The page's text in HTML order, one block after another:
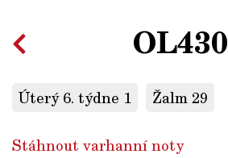
OL430
Úterý 6. týdne 1 Žalm 29
Stáhnout varhanní noty